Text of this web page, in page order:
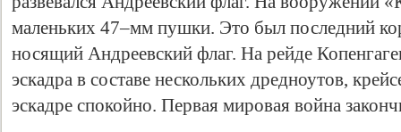
маленьких 47–мм пушки. Это был последний
носящий Андреевский флаг. На рейде
эскадра в составе нескольких дредноутов,
эскадре спокойно. Первая мировая война